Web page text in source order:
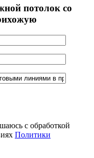
потолок со
c обработкой
Политики